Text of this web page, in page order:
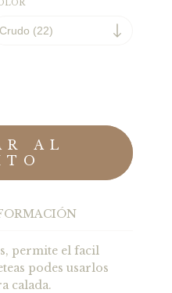
permite el facil
podes usarlos
calada.